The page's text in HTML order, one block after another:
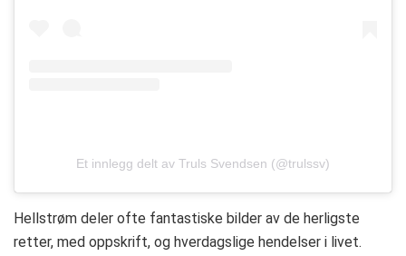
Et innlegg delt av Truls Svendsen (@trulssv)
Hellstrøm deler ofte fantastiske bilder av de herligste
retter, med oppskrift, og hverdagslige hendelser i livet.